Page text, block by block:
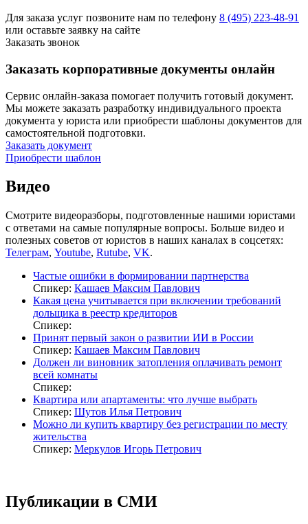
Для заказа услуг позвоните нам по телефону 8 (495) 223-48-91
или оставьте заявку на сайте
Заказать звонок
Заказать корпоративные документы онлайн
Сервис онлайн-заказа помогает получить готовый документ.
Мы можете заказать разработку индивидуального проекта
документа у юриста или приобрести шаблоны документов для
самостоятельной подготовки.
Заказать документ
Приобрести шаблон
Видео
Смотрите видеоразборы, подготовленные нашими юристами
с ответами на самые популярные вопросы. Больше видео и
полезных советов от юристов в наших каналах в соцсетях:
Телеграм, Youtube, Rutube, VK.
Частые ошибки в формировании партнерства
Спикер: Кашаев Максим Павлович
Какая цена учитывается при включении требований
дольщика в реестр кредиторов
Спикер:
Принят первый закон о развитии ИИ в России
Спикер: Кашаев Максим Павлович
Должен ли виновник затопления оплачивать ремонт
всей комнаты
Спикер:
Квартира или апартаменты: что лучше выбрать
Спикер: Шутов Илья Петрович
Можно ли купить квартиру без регистрации по месту
жительства
Спикер: Меркулов Игорь Петрович
Публикации в СМИ